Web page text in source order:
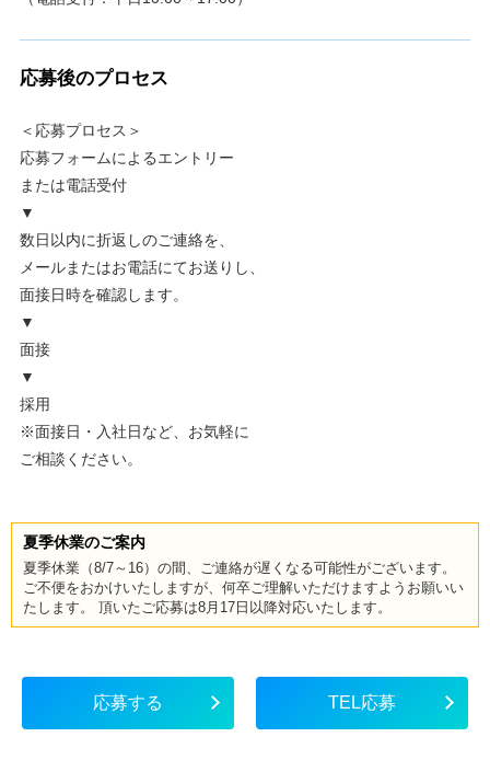
応募後のプロセス
＜応募プロセス＞
応募フォームによるエントリー
または電話受付
▼
数日以内に折返しのご連絡を、
メールまたはお電話にてお送りし、
面接日時を確認します。
▼
面接
▼
採用
※面接日・入社日など、お気軽に
ご相談ください。
夏季休業のご案内
夏季休業（8/7～16）の間、ご連絡が遅くなる可能性がございます。
ご不便をおかけいたしますが、何卒ご理解いただけますようお願いい
たします。 頂いたご応募は8月17日以降対応いたします。
応募する TEL応募